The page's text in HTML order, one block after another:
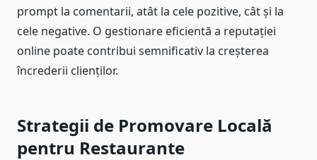
prompt la comentarii, atât la cele pozitive, cât și la
cele negative. O gestionare eficientă a reputației
online poate contribui semnificativ la creșterea
încrederii clienților.
Strategii de Promovare Locală
pentru Restaurante